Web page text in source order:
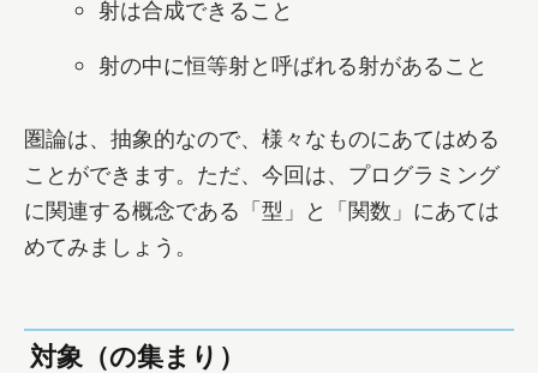
射は合成できること
射の中に恒等射と呼ばれる射があること
圏論は、抽象的なので、様々なものにあてはめる
ことができます。ただ、今回は、プログラミング
に関連する概念である「型」と「関数」にあては
めてみましょう。
対象（の集まり）